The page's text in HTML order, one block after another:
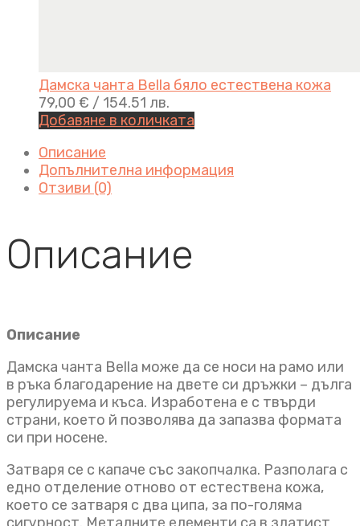
Дамска чанта Bella бяло естествена кожа
79,00 € / 154.51 лв.
Добавяне в количката
Описание
Допълнителна информация
Отзиви (0)
Описание
Описание
Дамска чанта Bella може да се носи на рамо или
в ръка благодарение на двете си дръжки – дълга
регулируема и къса. Изработена е с твърди
страни, което й позволява да запазва формата
си при носене.
Затваря се с капаче със закопчалка. Разполага с
едно отделение отново от естествена кожа,
което се затваря с два ципа, за по-голяма